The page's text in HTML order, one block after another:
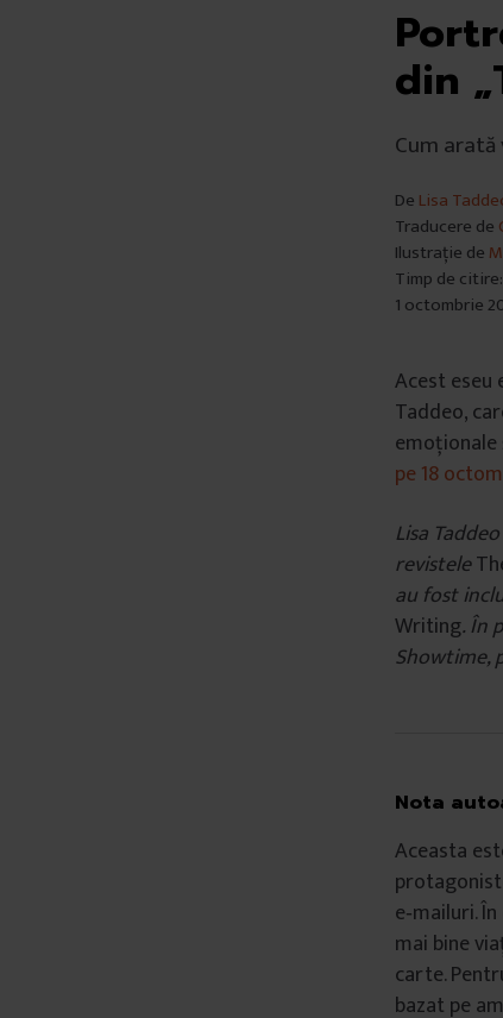
din
Cum
De Lisa
Traducere de
Ilustrație de
Timp de
1 octombrie
Acest
Taddeo,
pe 18
Lisa
revistele
au fost
Writing. În
Showtime,
Nota
Aceasta
e‑mailuri.
mai bine
carte.
bazat pe